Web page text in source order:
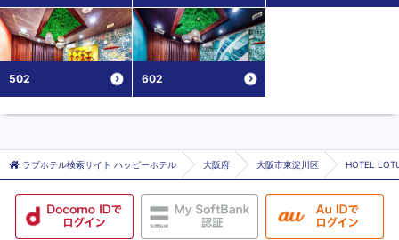
502 602
ラブホテル検索サイト ハッピーホテル 大阪府 大阪市東淀川区 HOTEL